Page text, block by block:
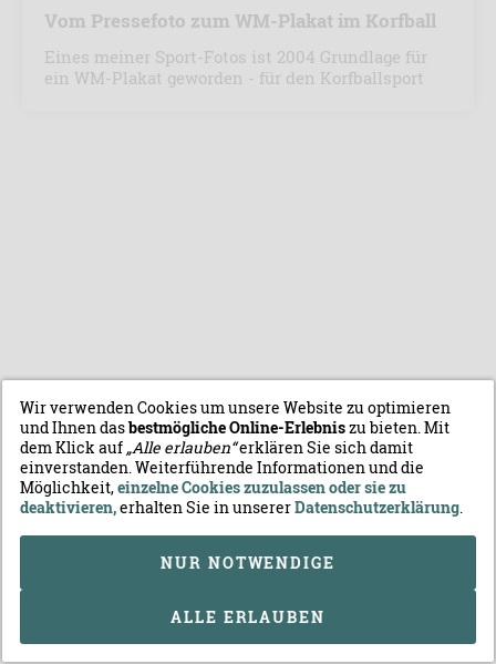
Vom Pressefoto zum WM-Plakat im Korfball
Eines meiner Sport-Fotos ist 2004 Grundlage für
ein WM-Plakat geworden - für den Korfballsport
Wir verwenden Cookies um unsere Website zu optimieren
und Ihnen dasbestmögliche Online-Erlebniszu bieten. Mit
dem Klick auf „Alle erlauben“erklären Sie sich damit
einverstanden. Weiterführende Informationen und die
Möglichkeit,einzelne Cookies zuzulassen oder sie zu
deaktivieren,erhalten Sie in unsererDatenschutzerklärung.
NUR NOTWENDIGE
ALLE ERLAUBEN